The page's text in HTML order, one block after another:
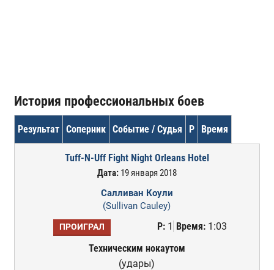
История профессиональных боев
Результат Соперник Событие / Судья Р Время
Tuff-N-Uff Fight Night Orleans Hotel
Дата:19 января 2018
Салливан Коули
(Sullivan Cauley)
ПРОИГРАЛ Р:1 Время:1:03
Техническим нокаутом
(удары)